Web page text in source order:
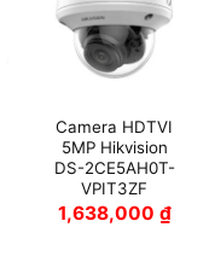
Camera HDTVI
5MP Hikvision
DS-2CE5AH0T-
VPIT3ZF
1,638,000 ₫